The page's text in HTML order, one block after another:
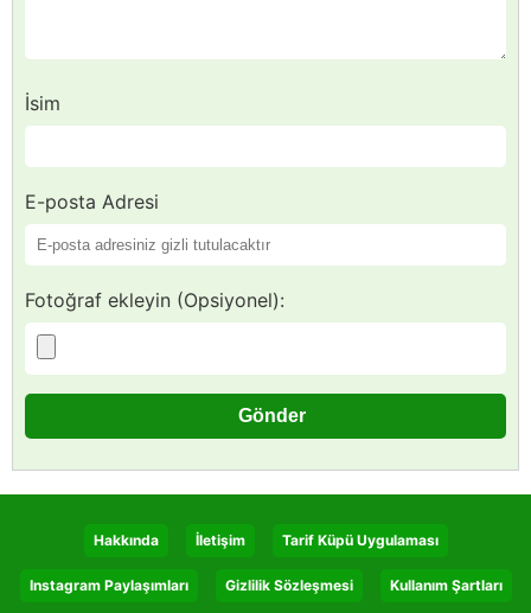
İsim
E-posta Adresi
Fotoğraf ekleyin (Opsiyonel):
Hakkında İletişim Tarif Küpü Uygulaması
Instagram Paylaşımları Gizlilik Sözleşmesi Kullanım Şartları